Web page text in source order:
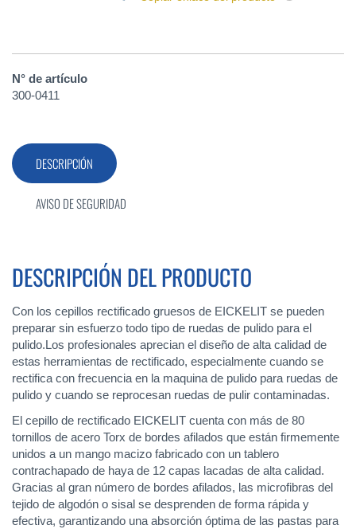
N° de artículo
300-0411
DESCRIPCIÓN
DESCRIPCIÓN DEL PRODUCTO
Con los cepillos rectificado gruesos de EICKELIT se pueden
preparar sin esfuerzo todo tipo de ruedas de pulido para el
pulido.Los profesionales aprecian el diseño de alta calidad de
estas herramientas de rectificado, especialmente cuando se
rectifica con frecuencia en la maquina de pulido para ruedas de
pulido y cuando se reprocesan ruedas de pulir contaminadas.
El cepillo de rectificado EICKELIT cuenta con más de 80
tornillos de acero Torx de bordes afilados que están firmemente
unidos a un mango macizo fabricado con un tablero
contrachapado de haya de 12 capas lacadas de alta calidad.
Gracias al gran número de bordes afilados, las microfibras del
tejido de algodón o sisal se desprenden de forma rápida y
efectiva, garantizando una absorción óptima de las pastas para
AVISO DE SEGURIDAD